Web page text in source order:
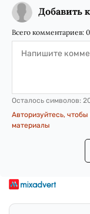
Добавить
Всего комментариев: 0
Осталось символов:
Авторизуйтесь,
материалы